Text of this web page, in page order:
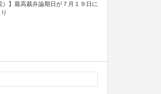
）】最高裁弁論期日が７月１９日に